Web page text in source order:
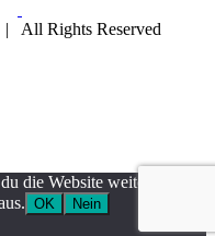
All Rights Reserved
die Website weiter nutzt,
OK
Nein